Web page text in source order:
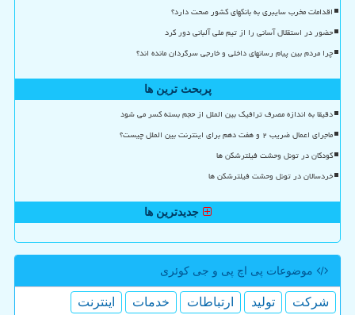
اقدامات مخرب سایبری به بانکهای کشور صحت دارد؟
حضور در استقلال آسانی را از تیم ملی آلبانی دور کرد
چرا مردم بین پیام رسانهای داخلی و خارجی سرگردان مانده اند؟
پربحث ترین ها
دقیقا به اندازه مصرف ترافیک بین الملل از حجم بسته کسر می شود
ماجرای اعمال ضریب ۲ و هفت دهم برای اینترنت بین الملل چیست؟
کودکان در تونل وحشت فیلترشکن ها
خردسالان در تونل وحشت فیلترشکن ها
جدیدترین ها
موضوعات پی اچ پی و جی كوئری
شركت تولید ارتباطات خدمات
اینترنت